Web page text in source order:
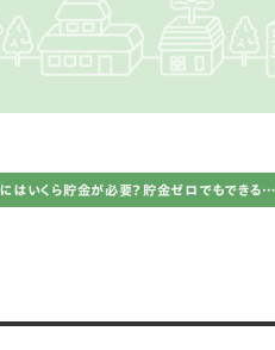
移住するにはいくら貯金が必要？貯金ゼロでもできる、おすすめ移住方法